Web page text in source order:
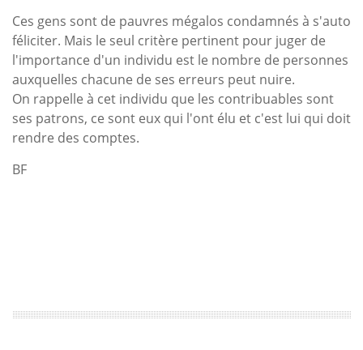
Ces gens sont de pauvres mégalos condamnés à s'auto
féliciter. Mais le seul critère pertinent pour juger de
l'importance d'un individu est le nombre de personnes
auxquelles chacune de ses erreurs peut nuire.
On rappelle à cet individu que les contribuables sont
ses patrons, ce sont eux qui l'ont élu et c'est lui qui doit
rendre des comptes.
BF